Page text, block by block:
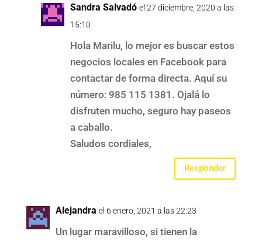
Sandra Salvadó el 27 diciembre, 2020 a las
15:10
Hola Marilu, lo mejor es buscar estos
negocios locales en Facebook para
contactar de forma directa. Aquí su
número: 985 115 1381. Ojalá lo
disfruten mucho, seguro hay paseos
a caballo.
Saludos cordiales,
Responder
Alejandra el 6 enero, 2021 a las 22:23
Un lugar maravilloso, si tienen la